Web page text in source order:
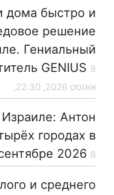
дома быстро и
решение
Гениальный
GENIUS 8
אוגוסט 2026, 22:30,
Антон
городах в
2026 8 אוגוסט 2026, 21:49,
и среднего